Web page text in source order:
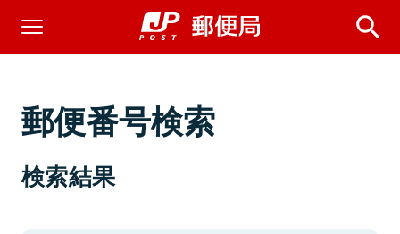
郵便番号検索
検索結果